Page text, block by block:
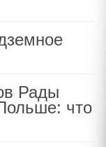
Рады
что